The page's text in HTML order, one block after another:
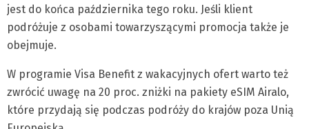
jest do końca października tego roku. Jeśli klient
podróżuje z osobami towarzyszącymi promocja także je
obejmuje.
W programie Visa Benefit z wakacyjnych ofert warto też
zwrócić uwagę na 20 proc. zniżki na pakiety eSIM Airalo,
które przydają się podczas podróży do krajów poza Unią